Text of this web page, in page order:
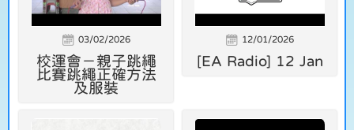
03/02/2026
校運會－親子跳繩
比賽跳繩正確方法
及服裝
12/01/2026
[EA Radio] 12 Jan